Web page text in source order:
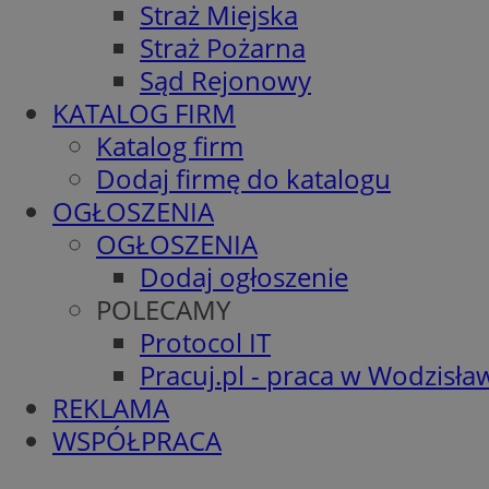
Straż Miejska
Straż Pożarna
Sąd Rejonowy
KATALOG FIRM
Katalog firm
Dodaj firmę do katalogu
OGŁOSZENIA
OGŁOSZENIA
Dodaj ogłoszenie
POLECAMY
Protocol IT
Pracuj.pl - praca w
REKLAMA
WSPÓŁPRACA